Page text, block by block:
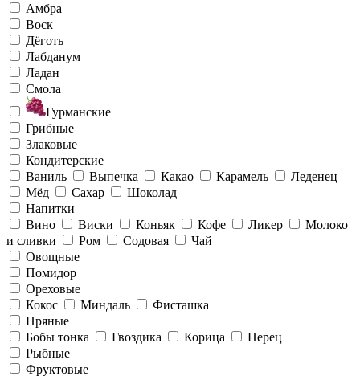
Амбра
Воск
Дёготь
Лабданум
Ладан
Смола
Гурманские
Грибные
Злаковые
Кондитерские
Ваниль
Выпечка Какао Карамель
Леденец
Мёд
Сахар
Шоколад
Напитки
Вино
Виски Коньяк Кофе Ликер
Молоко
и сливки
Ром Содовая
Чай
Овощные
Помидор
Ореховые
Кокос
Миндаль
Фисташка
Пряные
Бобы тонка
Гвоздика Корица
Перец
Рыбные
Фруктовые